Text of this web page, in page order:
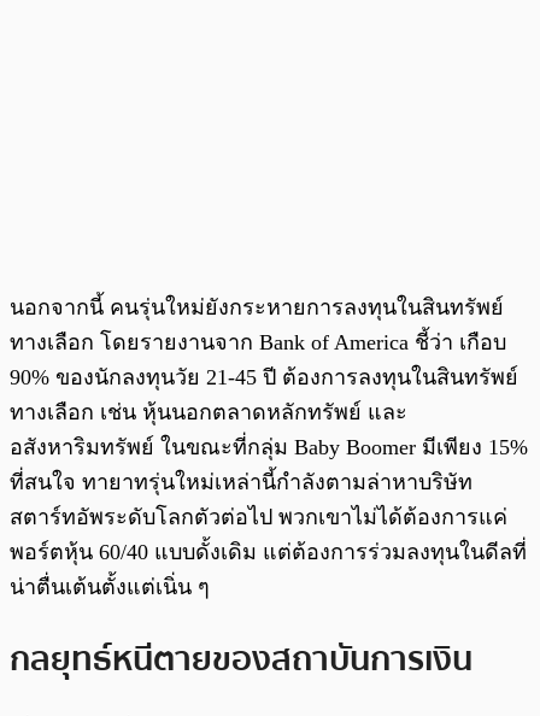
นอกจากนี้ คนรุ่นใหม่ยังกระหายการลงทุนในสินทรัพย์
ทางเลือก โดยรายงานจาก Bank of America ชี้ว่า เกือบ
90% ของนักลงทุนวัย 21-45 ปี ต้องการลงทุนในสินทรัพย์
ทางเลือก เช่น หุ้นนอกตลาดหลักทรัพย์ และ
อสังหาริมทรัพย์ ในขณะที่กลุ่ม Baby Boomer มีเพียง 15%
ที่สนใจ ทายาทรุ่นใหม่เหล่านี้กำลังตามล่าหาบริษัท
สตาร์ทอัพระดับโลกตัวต่อไป พวกเขาไม่ได้ต้องการแค่
พอร์ตหุ้น 60/40 แบบดั้งเดิม แต่ต้องการร่วมลงทุนในดีลที่
น่าตื่นเต้นตั้งแต่เนิ่น ๆ
กลยุทธ์หนีตายของสถาบันการเงิน